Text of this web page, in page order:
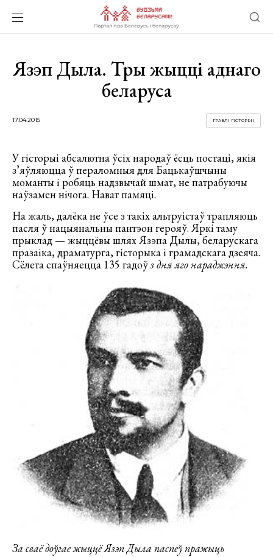
Язэп Дыла. Тры жыцці аднаго
беларуса
17.04.2015 ГРАБЛІ ГІСТОРЫІ
У гісторыі абсалютна ўсіх народаў ёсць постаці, якія
з’яўляюцца ў пераломныя для Бацькаўшчыны
моманты і робяць надзвычай шмат, не патрабуючы
наўзамен нічога. Нават памяці.
На жаль, далёка не ўсе з такіх альтруістаў трапляюць
пасля ў нацыянальны пантэон герояў. Яркі таму
прыклад — жыццёвы шлях Язэпа Дылы, беларускага
празаіка, драматурга, гісторыка і грамадскага дзеяча.
Сёлета спаўняецца 135 гадоўз дня яго нараджэння.
За сваё доўгае жыццё Язэп Дыла паспеў пражыць